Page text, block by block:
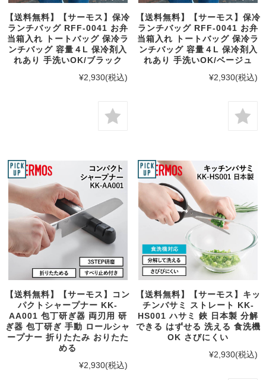
【送料無料】【サーモス】保冷
ランチバッグ RFF-0041 お弁
当箱入れ トートバッグ 保冷ラ
ンチバッグ 容量４L 保冷剤入
れあり 手洗いOK/ブラック
¥2,930(税込)
【送料無料】【サーモス】保冷
ランチバッグ RFF-0041 お弁
当箱入れ トートバッグ 保冷ラ
ンチバッグ 容量４L 保冷剤入
れあり 手洗いOK/ベージュ
¥2,930(税込)
【送料無料】【サーモス】コン
パクトシャープナー KK-
AA001 包丁研ぎ器 両刃用 研
ぎ器 包丁研ぎ 手動 ロールシャ
ープナー 折りたたみ おりたた
める
¥2,930(税込)
【送料無料】【サーモス】キッ
チンバサミ ストレート KK-
HS001 ハサミ 鋏 日本製 分解
できる はずせる 洗える 食洗機
OK さびにくい
¥2,930(税込)